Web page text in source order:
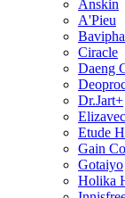
Anskin
A'Pieu
Ciracle
Daeng
Dr.Jart+
Etude
Gain
Gotaiyo
Holika